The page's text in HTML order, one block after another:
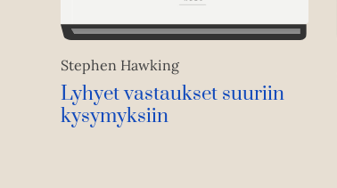
Stephen Hawking
Lyhyet vastaukset suuriin
kysymyksiin